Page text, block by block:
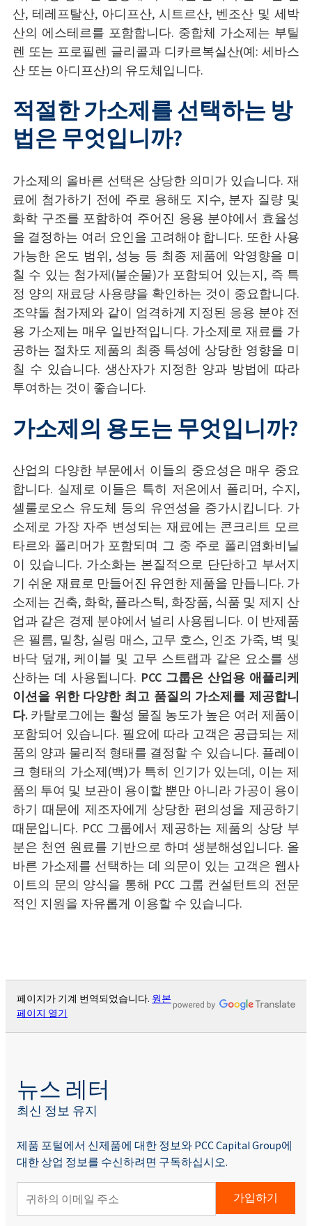
산, 테레프탈산, 아디프산, 시트르산, 벤조산 및 세박
산의 에스테르를 포함합니다. 중합체 가소제는 부틸
렌 또는 프로필렌 글리콜과 디카르복실산(예: 세바스
산 또는 아디프산)의 유도체입니다.
적절한 가소제를 선택하는 방
법은 무엇입니까?
가소제의 올바른 선택은 상당한 의미가 있습니다. 재
료에 첨가하기 전에 주로 용해도 지수, 분자 질량 및
화학 구조를 포함하여 주어진 응용 분야에서 효율성
을 결정하는 여러 요인을 고려해야 합니다. 또한 사용
가능한 온도 범위, 성능 등 최종 제품에 악영향을 미
칠 수 있는 첨가제(불순물)가 포함되어 있는지, 즉 특
정 양의 재료당 사용량을 확인하는 것이 중요합니다.
조약돌 첨가제와 같이 엄격하게 지정된 응용 분야 전
용 가소제는 매우 일반적입니다. 가소제로 재료를 가
공하는 절차도 제품의 최종 특성에 상당한 영향을 미
칠 수 있습니다. 생산자가 지정한 양과 방법에 따라
투여하는 것이 좋습니다.
가소제의 용도는 무엇입니까?
산업의 다양한 부문에서 이들의 중요성은 매우 중요
합니다. 실제로 이들은 특히 저온에서 폴리머, 수지,
셀룰로오스 유도체 등의 유연성을 증가시킵니다. 가
소제로 가장 자주 변성되는 재료에는 콘크리트 모르
타르와 폴리머가 포함되며 그 중 주로 폴리염화비닐
이 있습니다. 가소화는 본질적으로 단단하고 부서지
기 쉬운 재료로 만들어진 유연한 제품을 만듭니다. 가
소제는 건축, 화학, 플라스틱, 화장품, 식품 및 제지 산
업과 같은 경제 분야에서 널리 사용됩니다. 이 반제품
은 필름, 밑창, 실링 매스, 고무 호스, 인조 가죽, 벽 및
바닥 덮개, 케이블 및 고무 스트랩과 같은 요소를 생
산하는 데 사용됩니다. PCC 그룹은 산업용 애플리케
이션을 위한 다양한 최고 품질의 가소제를 제공합니
다. 카탈로그에는 활성 물질 농도가 높은 여러 제품이
포함되어 있습니다. 필요에 따라 고객은 공급되는 제
품의 양과 물리적 형태를 결정할 수 있습니다. 플레이
크 형태의 가소제(백)가 특히 인기가 있는데, 이는 제
품의 투여 및 보관이 용이할 뿐만 아니라 가공이 용이
하기 때문에 제조자에게 상당한 편의성을 제공하기
때문입니다. PCC 그룹에서 제공하는 제품의 상당 부
분은 천연 원료를 기반으로 하며 생분해성입니다. 올
바른 가소제를 선택하는 데 의문이 있는 고객은 웹사
이트의 문의 양식을 통해 PCC 그룹 컨설턴트의 전문
적인 지원을 자유롭게 이용할 수 있습니다.
페이지가 기계 번역되었습니다. 원본
페이지 열기
뉴스 레터
최신 정보 유지
제품 포털에서 신제품에 대한 정보와 PCC Capital Group에
대한 상업 정보를 수신하려면 구독하십시오.
가입하기